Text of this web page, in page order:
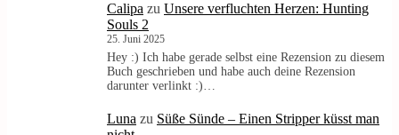
Calipa zu Unsere verfluchten Herzen: Hunting
Souls 2
25. Juni 2025
Hey :) Ich habe gerade selbst eine Rezension zu diesem
Buch geschrieben und habe auch deine Rezension
darunter verlinkt :)…
Luna zu Süße Sünde – Einen Stripper küsst man